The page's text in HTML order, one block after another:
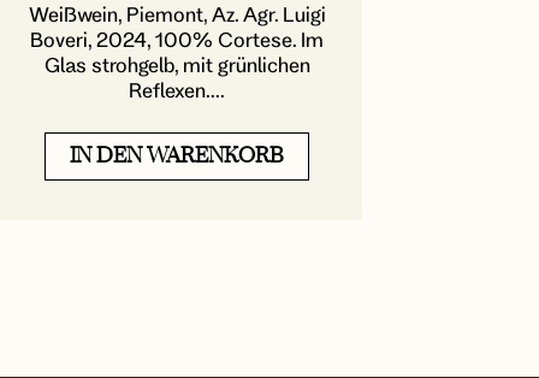
Weißwein, Piemont, Az. Agr. Luigi
Boveri, 2024, 100% Cortese. Im
Glas strohgelb, mit grünlichen
Reflexen....
IN DEN WARENKORB